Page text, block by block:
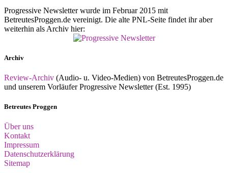
Progressive Newsletter wurde im Februar 2015 mit
BetreutesProggen.de vereinigt. Die alte PNL-Seite findet ihr aber
weiterhin als Archiv hier:
Archiv
Review-Archiv (Audio- u. Video-Medien) von BetreutesProggen.de
und unserem Vorläufer Progressive Newsletter (Est. 1995)
Betreutes Proggen
Über uns
Kontakt
Impressum
Datenschutzerklärung
Sitemap